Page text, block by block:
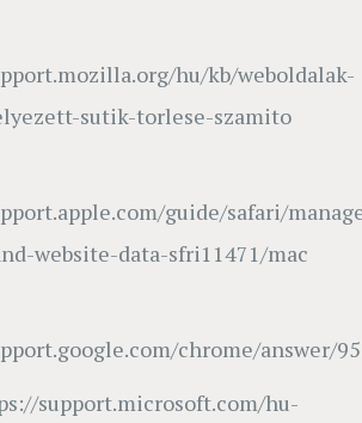
hu/kb/weboldalak-
sutik-torlese-szamito
guide/safari/
website-data-sfri11471/mac
chrome/answer/
support.microsoft.com/hu-